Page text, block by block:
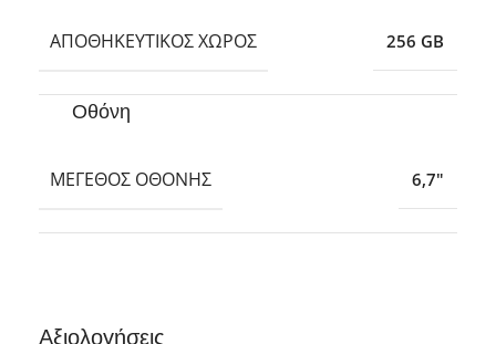
ΑΠΟΘΗΚΕΥΤΙΚΌΣ ΧΏΡΟΣ 256 GB
Οθόνη
ΜΈΓΕΘΟΣ ΟΘΌΝΗΣ 6,7″
Αξιολογήσεις